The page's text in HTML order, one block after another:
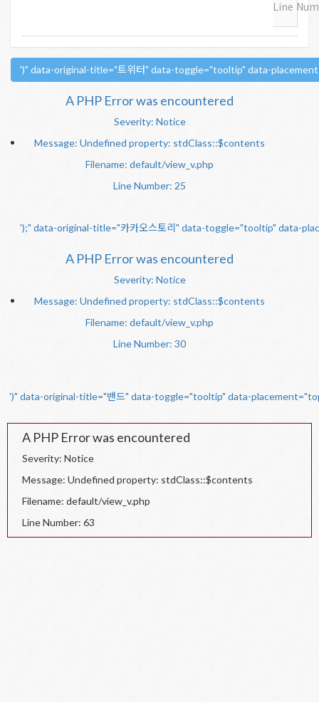
Line
')" data-original-title="트위터" data-toggle="tooltip" data-
A PHP Error was encountered
Severity: Notice
Message: Undefined property: stdClass::$contents
Filename: default/view_v.php
Line Number: 25
');" data-original-title="카카오스토리" data-toggle="tooltip" data-
A PHP Error was encountered
Severity: Notice
Message: Undefined property: stdClass::$contents
Filename: default/view_v.php
Line Number: 30
')" data-original-title="밴드" data-toggle="tooltip" data-
A PHP Error was encountered
Severity: Notice
Message: Undefined property: stdClass::$contents
Filename: default/view_v.php
Line Number: 63